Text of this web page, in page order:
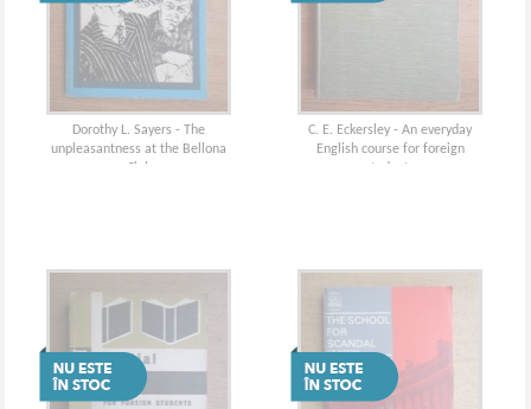
Dorothy L. Sayers - The
unpleasantness at the Bellona
Club
C. E. Eckersley - An everyday
English course for foreign
students